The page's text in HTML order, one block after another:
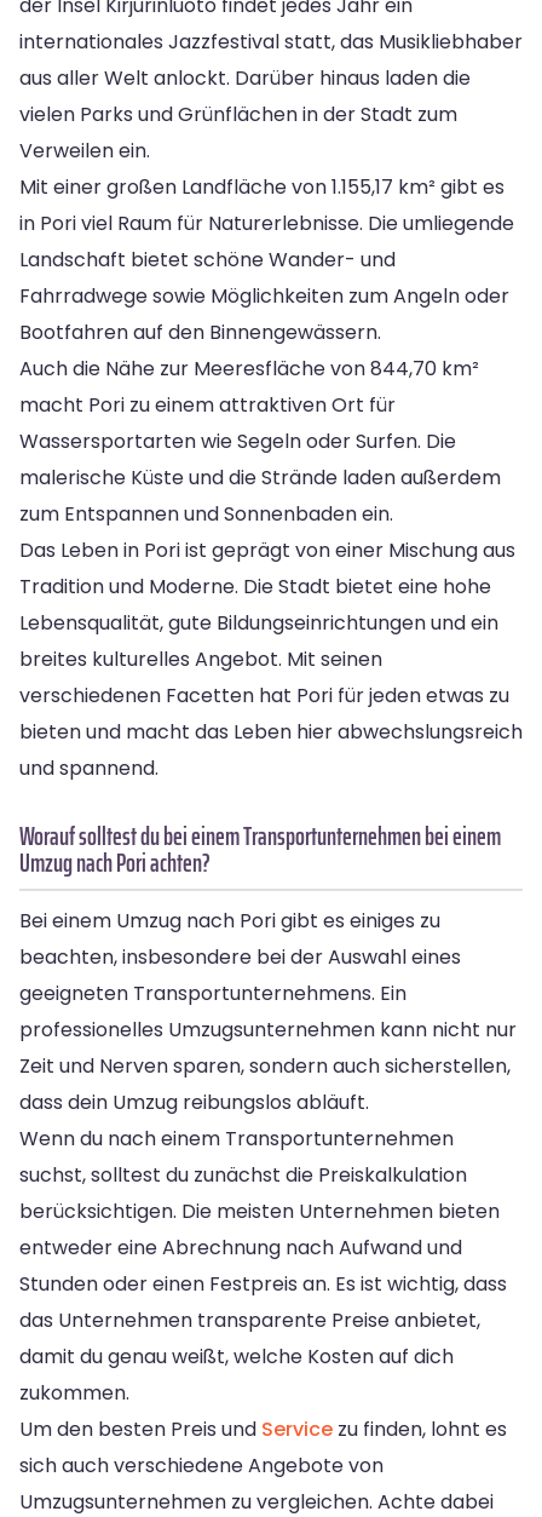
internationales Jazzfestival statt, das Musikliebhaber
aus aller Welt anlockt. Darüber hinaus laden die
vielen Parks und Grünflächen in der Stadt zum
Verweilen ein.
Mit einer großen Landfläche von 1.155,17 km² gibt es
in Pori viel Raum für Naturerlebnisse. Die umliegende
Landschaft bietet schöne Wander- und
Fahrradwege sowie Möglichkeiten zum Angeln oder
Bootfahren auf den Binnengewässern.
Auch die Nähe zur Meeresfläche von 844,70 km²
macht Pori zu einem attraktiven Ort für
Wassersportarten wie Segeln oder Surfen. Die
malerische Küste und die Strände laden außerdem
zum Entspannen und Sonnenbaden ein.
Das Leben in Pori ist geprägt von einer Mischung aus
Tradition und Moderne. Die Stadt bietet eine hohe
Lebensqualität, gute Bildungseinrichtungen und ein
breites kulturelles Angebot. Mit seinen
verschiedenen Facetten hat Pori für jeden etwas zu
bieten und macht das Leben hier abwechslungsreich
und spannend.
Worauf solltest du bei einem Transportunternehmen bei einem
Umzug nach Pori achten?
Bei einem Umzug nach Pori gibt es einiges zu
beachten, insbesondere bei der Auswahl eines
geeigneten Transportunternehmens. Ein
professionelles Umzugsunternehmen kann nicht nur
Zeit und Nerven sparen, sondern auch sicherstellen,
dass dein Umzug reibungslos abläuft.
Wenn du nach einem Transportunternehmen
suchst, solltest du zunächst die Preiskalkulation
berücksichtigen. Die meisten Unternehmen bieten
entweder eine Abrechnung nach Aufwand und
Stunden oder einen Festpreis an. Es ist wichtig, dass
das Unternehmen transparente Preise anbietet,
damit du genau weißt, welche Kosten auf dich
zukommen.
Um den besten Preis und Service zu finden, lohnt es
sich auch verschiedene Angebote von
Umzugsunternehmen zu vergleichen. Achte dabei